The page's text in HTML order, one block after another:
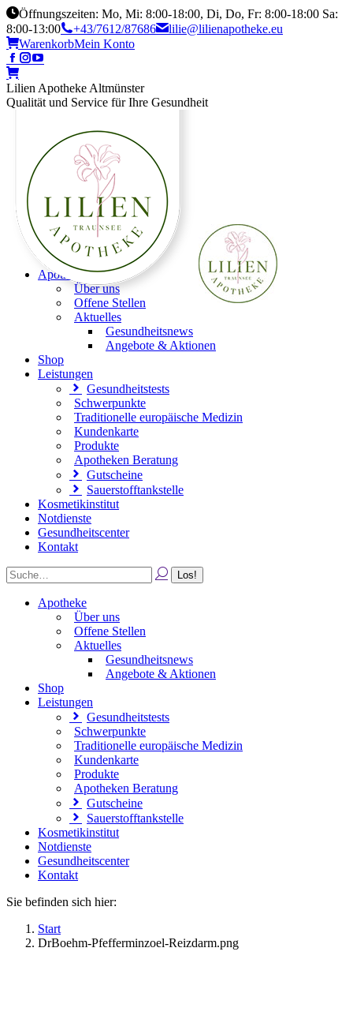
Öffnungszeiten: Mo, Mi: 8:00-18:00, Di, Do, Fr: 8:00-18:00 Sa:
8:00-13:00
+43/7612/87686
lilie@lilienapotheke.eu
WarenkorbMein Konto
Lilien Apotheke Altmünster
Qualität und Service für Ihre Gesundheit
Apotheke
Über uns
Offene Stellen
Aktuelles
Gesundheitsnews
Angebote & Aktionen
Shop
Leistungen
Gesundheitstests
Schwerpunkte
Traditionelle europäische Medizin
Kundenkarte
Produkte
Apotheken Beratung
Gutscheine
Sauerstofftankstelle
Kosmetikinstitut
Notdienste
Gesundheitscenter
Kontakt
Apotheke
Über uns
Offene Stellen
Aktuelles
Gesundheitsnews
Angebote & Aktionen
Shop
Leistungen
Gesundheitstests
Schwerpunkte
Traditionelle europäische Medizin
Kundenkarte
Produkte
Apotheken Beratung
Gutscheine
Sauerstofftankstelle
Kosmetikinstitut
Notdienste
Gesundheitscenter
Kontakt
Sie befinden sich hier:
Start
DrBoehm-Pfefferminzoel-Reizdarm.png